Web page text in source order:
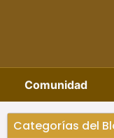
Comunidad
Categorías del